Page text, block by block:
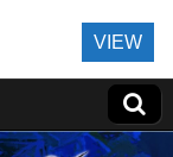
VIEW